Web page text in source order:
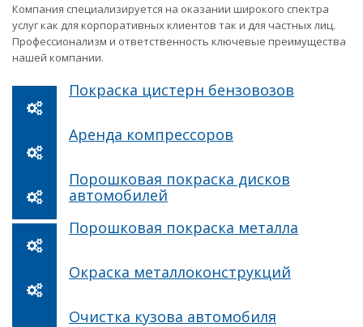
Компания специализируется на оказании широкого спектра
услуг как для корпоративных клиентов так и для частных лиц.
Профессионализм и ответственность ключевые преимущества
нашей компании.
Покраска цистерн бензовозов
Аренда компрессоров
Порошковая покраска дисков
автомобилей
Порошковая покраска металла
Окраска металлоконструкций
Очистка кузова автомобиля